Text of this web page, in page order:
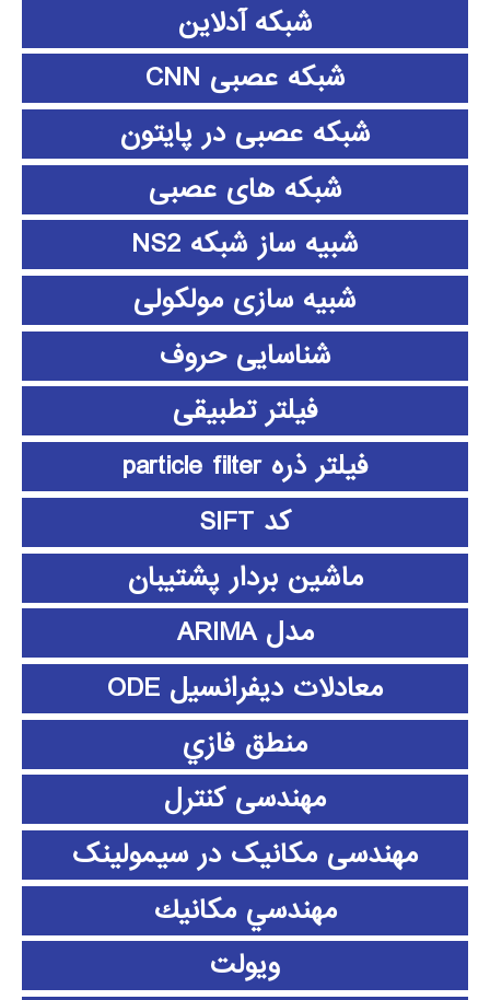
شبکه آدلاین
شبکه عصبی CNN
شبکه عصبی در پایتون
شبکه های عصبی
شبیه ساز شبکه NS2
شبیه سازی مولکولی
شناسایی حروف
فیلتر تطبیقی
فیلتر ذره particle filter
کد SIFT
ماشین بردار پشتیبان
مدل ARIMA
معادلات دیفرانسیل ODE
منطق فازي
مهندسی کنترل
مهندسی مکانیک در سیمولینک
مهندسي مكانيك
ویولت